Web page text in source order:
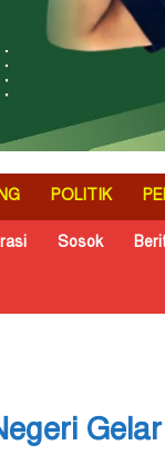
POLITIK
Sosok